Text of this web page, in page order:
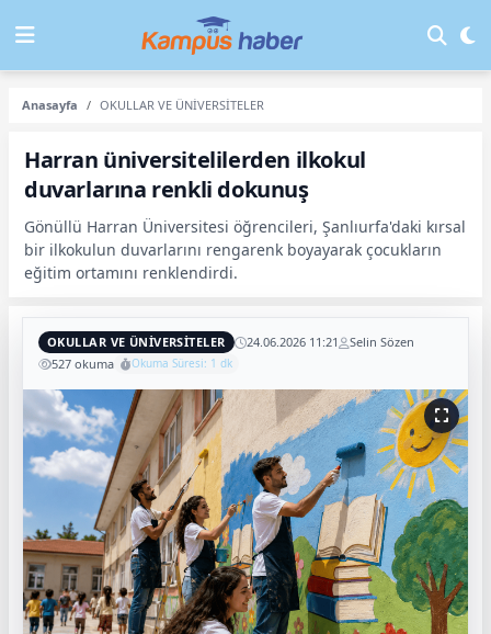
Anasayfa OKULLAR VE ÜNİVERSİTELER
Harran üniversitelilerden ilkokul
duvarlarına renkli dokunuş
Gönüllü Harran Üniversitesi öğrencileri, Şanlıurfa'daki kırsal
bir ilkokulun duvarlarını rengarenk boyayarak çocukların
eğitim ortamını renklendirdi.
OKULLAR VE ÜNİVERSİTELER 24.06.2026 11:21
Selin Sözen
527 okuma
Okuma Süresi: 1 dk